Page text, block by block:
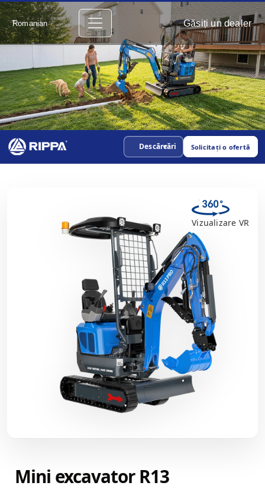
Romanian Găsiți un dealer
Descărcări Solicitați o ofertă
Vizualizare VR
Mini excavator R13